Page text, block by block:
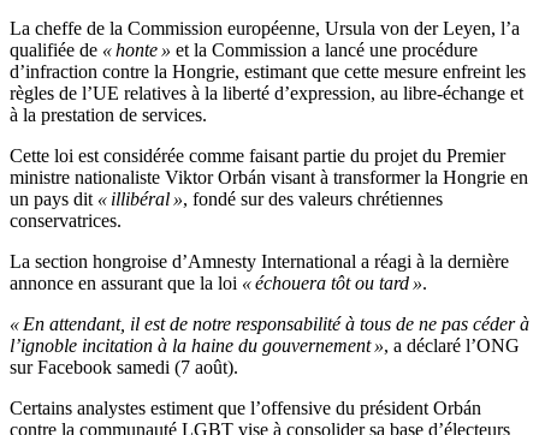
La cheffe de la Commission européenne, Ursula von der Leyen, l’a
qualifiée de « honte » et la Commission a lancé une procédure
d’infraction contre la Hongrie, estimant que cette mesure enfreint les
règles de l’UE relatives à la liberté d’expression, au libre-échange et
à la prestation de services.
Cette loi est considérée comme faisant partie du projet du Premier
ministre nationaliste Viktor Orbán visant à transformer la Hongrie en
un pays dit « illibéral », fondé sur des valeurs chrétiennes
conservatrices.
La section hongroise d’Amnesty International a réagi à la dernière
annonce en assurant que la loi « échouera tôt ou tard ».
« En attendant, il est de notre responsabilité à tous de ne pas céder à
l’ignoble incitation à la haine du gouvernement », a déclaré l’ONG
sur Facebook samedi (7 août).
Certains analystes estiment que l’offensive du président Orbán
contre la communauté LGBT vise à consolider sa base d’électeurs